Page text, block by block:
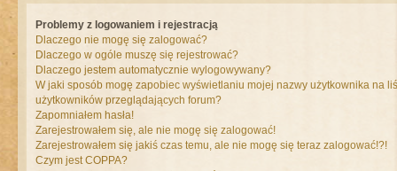
Problemy z logowaniem i rejestracją
Dlaczego nie mogę się zalogować?
Dlaczego w ogóle muszę się rejestrować?
Dlaczego jestem automatycznie wylogowywany?
W jaki sposób mogę zapobiec wyświetlaniu mojej nazwy użytkownika na
użytkowników przeglądających forum?
Zapomniałem hasła!
Zarejestrowałem się, ale nie mogę się zalogować!
Zarejestrowałem się jakiś czas temu, ale nie mogę się teraz zalogować!?!
Czym jest COPPA?